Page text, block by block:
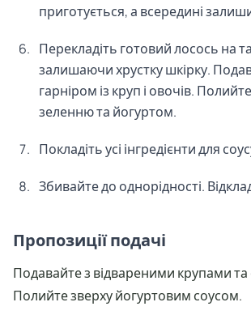
приготується, а всередині
Перекладіть готовий лосось на
залишаючи хрустку шкірку.
гарніром із круп і овочів.
зеленню та йогуртом.
Покладіть усі інгредієнти для
Збивайте до однорідності.
Пропозиції подачі
Подавайте з відвареними крупами
Полийте зверху йогуртовим соусом.